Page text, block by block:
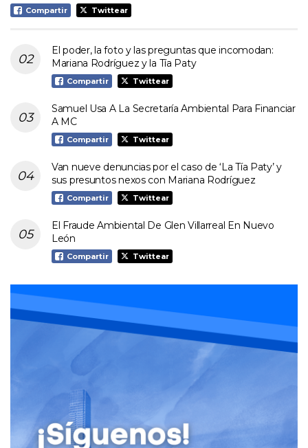
Compartir Twittear
El poder, la foto y las preguntas que incomodan:
Mariana Rodríguez y la Tía Paty
Compartir Twittear
Samuel Usa A La Secretaría Ambiental Para Financiar
A MC
Compartir Twittear
Van nueve denuncias por el caso de ‘La Tía Paty’ y
sus presuntos nexos con Mariana Rodríguez
Compartir Twittear
El Fraude Ambiental De Glen Villarreal En Nuevo
León
Compartir Twittear